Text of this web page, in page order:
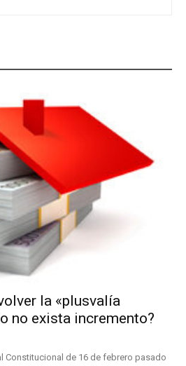
la «plusvalía
no exista incremento?
Constitucional de 16 de febrero pasado